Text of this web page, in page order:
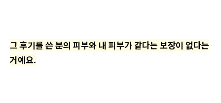
그 후기를 쓴 분의 피부와 내 피부가 같다는 보장이 없다는
거예요.